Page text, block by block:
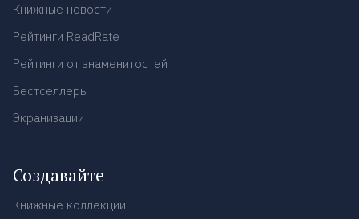
Книжные новости
Рейтинги ReadRate
Рейтинги от знаменитостей
Бестселлеры
Экранизации
Создавайте
Книжные коллекции